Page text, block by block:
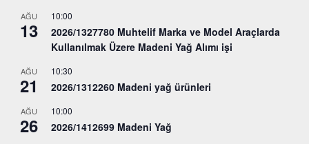
AĞU
13
10:00
2026/1327780 Muhtelif Marka ve Model Araçlarda
Kullanılmak Üzere Madeni Yağ Alımı işi
AĞU
21
10:30
2026/1312260 Madeni yağ ürünleri
AĞU
26
10:00
2026/1412699 Madeni Yağ